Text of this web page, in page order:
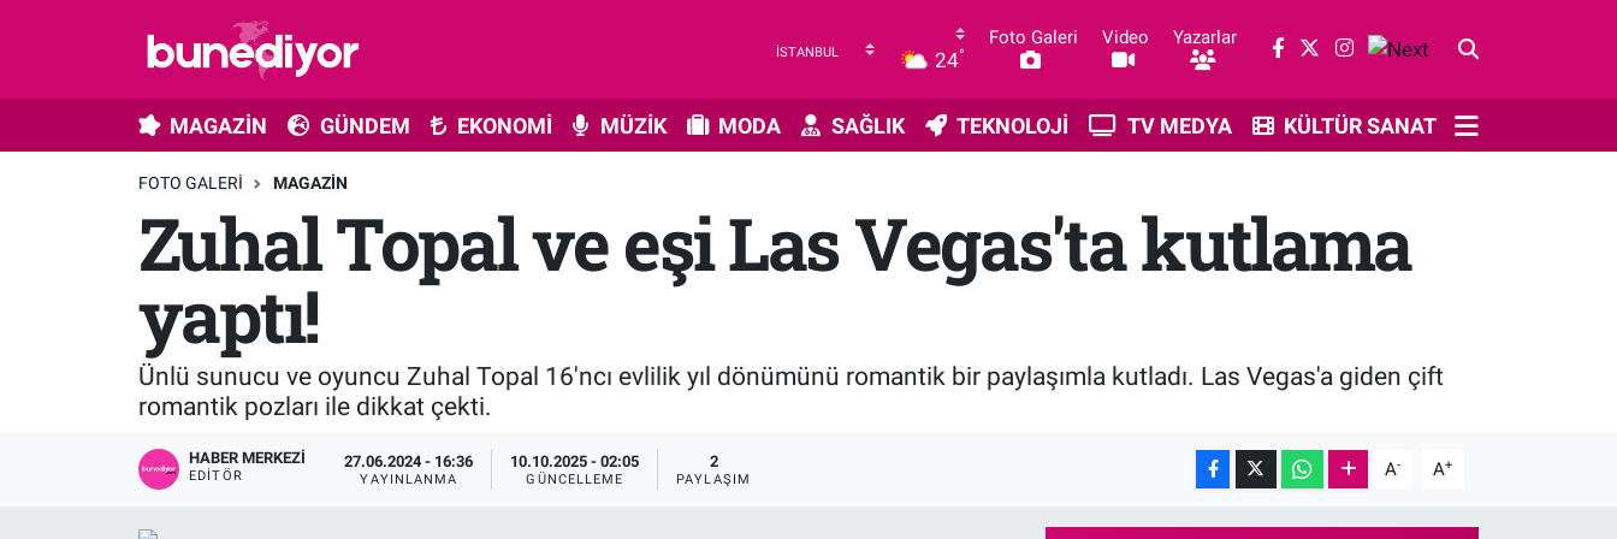
24°
Foto Galeri Video Yazarlar
MAGAZİN GÜNDEM EKONOMİ MÜZİK MODA SAĞLIK TEKNOLOJİ TV MEDYA KÜLTÜR SANAT
FOTO GALERI MAGAZIN
Zuhal Topal ve eşi Las Vegas'ta kutlama
yaptı!
Ünlü sunucu ve oyuncu Zuhal Topal 16'ncı evlilik yıl dönümünü romantik bir paylaşımla kutladı. Las Vegas'a giden çift
romantik pozları ile dikkat çekti.
HABER MERKEZI
EDITÖR
27.06.2024 - 16:36
YAYINLANMA
10.10.2025 - 02:05
GÜNCELLEME
2
PAYLAŞIM A- A+
Diziler
Gündem
Kültür Sanat
Magazin
GÜNDEM
EKONOMİ
TEKNOLOJİ
Trafik Durumu
Süper Lig Puan Durumu ve Fikstür
Tüm Manşetler
Son Dakika Haberleri
Haber Arşivi